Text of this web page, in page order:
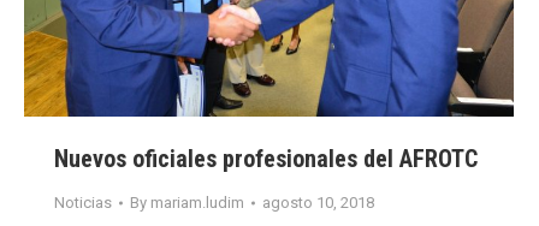
Nuevos oficiales profesionales del AFROTC
Noticias By mariam.ludim agosto 10, 2018